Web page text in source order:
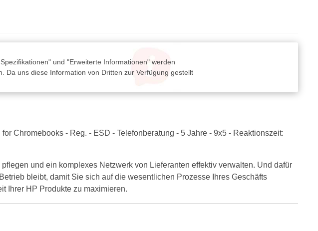
und "Erweiterte Informationen" werden
Da uns diese Information von Dritten zur Verfügung gestellt
Chromebooks - Reg. - ESD - Telefonberatung - 5 Jahre - 9x5 - Reaktionszeit:
und ein komplexes Netzwerk von Lieferanten effektiv verwalten. Und dafür
bleibt, damit Sie sich auf die wesentlichen Prozesse Ihres Geschäfts
Ihrer HP Produkte zu maximieren.